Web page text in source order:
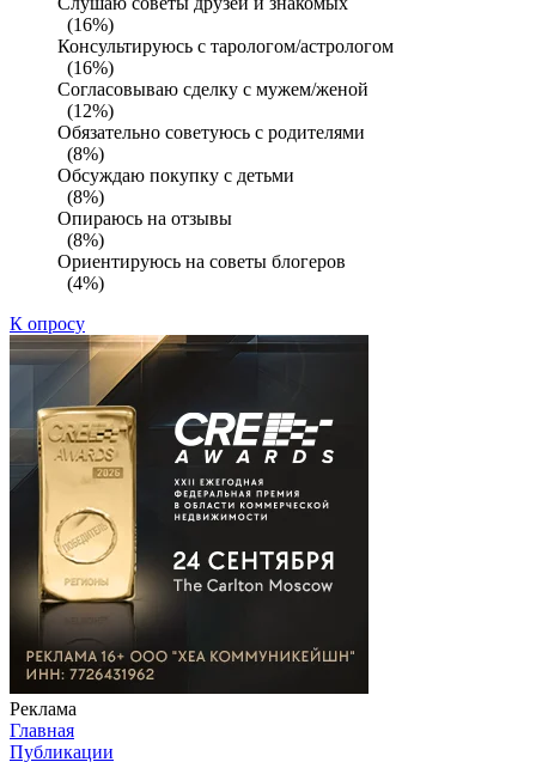
(16%)
Консультируюсь с тарологом/астрологом
(16%)
Согласовываю сделку с мужем/женой
(12%)
Обязательно советуюсь с родителями
(8%)
Обсуждаю покупку с детьми
(8%)
Опираюсь на отзывы
(8%)
Ориентируюсь на советы блогеров
(4%)
К опросу
Реклама
Главная
Публикации